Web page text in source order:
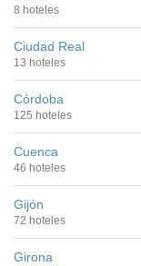
8 hoteles
Ciudad Real
13 hoteles
Córdoba
125 hoteles
Cuenca
46 hoteles
Gijón
72 hoteles
Girona